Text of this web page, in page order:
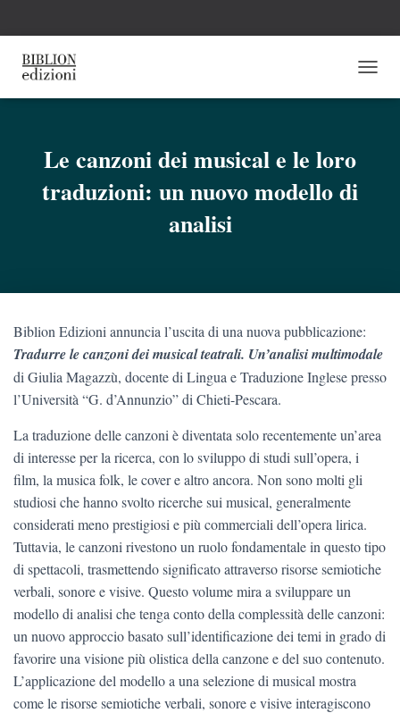
A
E
Le canzoni dei musical e le loro
traduzioni: un nuovo modello di
analisi
Biblion Edizioni annuncia l’uscita di una nuova pubblicazione:
Tradurre le canzoni dei musical teatrali. Un’analisi multimodale
di Giulia Magazzù, docente di Lingua e Traduzione Inglese presso
l’Università “G. d’Annunzio” di Chieti-Pescara.
La traduzione delle canzoni è diventata solo recentemente un’area
di interesse per la ricerca, con lo sviluppo di studi sull’opera, i
film, la musica folk, le cover e altro ancora. Non sono molti gli
studiosi che hanno svolto ricerche sui musical, generalmente
considerati meno prestigiosi e più commerciali dell’opera lirica.
Tuttavia, le canzoni rivestono un ruolo fondamentale in questo tipo
di spettacoli, trasmettendo significato attraverso risorse semiotiche
verbali, sonore e visive. Questo volume mira a sviluppare un
modello di analisi che tenga conto della complessità delle canzoni:
un nuovo approccio basato sull’identificazione dei temi in grado di
favorire una visione più olistica della canzone e del suo contenuto.
L’applicazione del modello a una selezione di musical mostra
come le risorse semiotiche verbali, sonore e visive interagiscono